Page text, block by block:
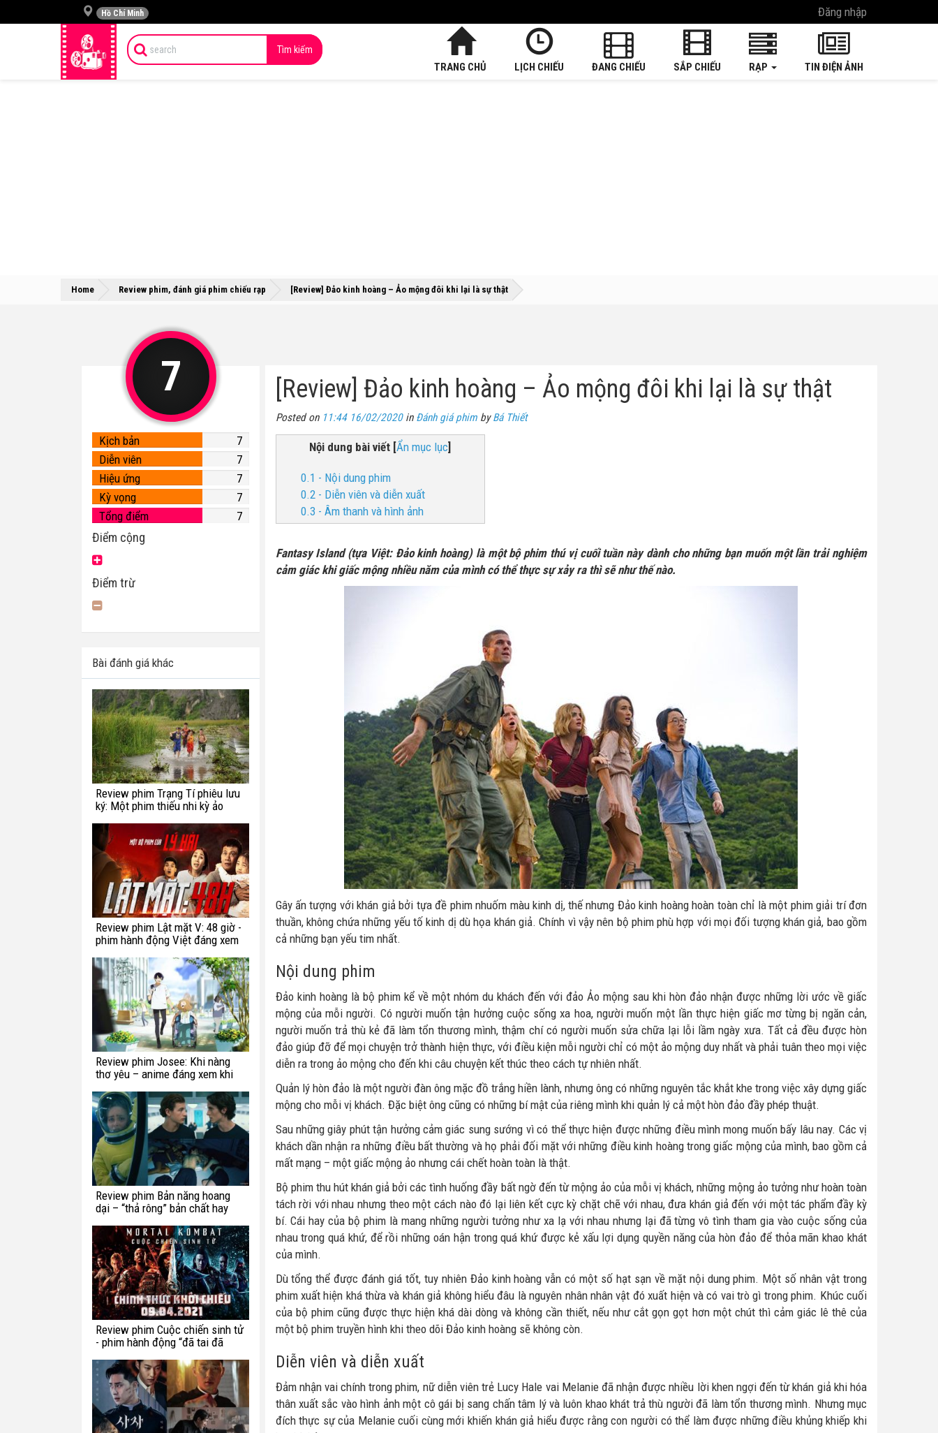
Hồ Chí Minh Đăng nhập
Tìm kiếm
TRANG CHỦ LỊCH CHIẾU ĐANG CHIẾU SẮP CHIẾU RẠP TIN ĐIỆN ẢNH
Home »
Review phim, đánh giá phim chiếu rạp »
[Review] Đảo kinh hoàng – Ảo mộng đôi khi lại là sự thật
7
Kịch bản
7
Diễn viên
7
Hiệu ứng
7
Kỳ vọng
7
Tổng điểm
7
Điểm cộng
Điểm trừ
Bài đánh giá khác
Review phim Trạng Tí phiêu lưu
ký: Một phim thiếu nhi kỳ ảo
Review phim Lật mặt V: 48 giờ -
phim hành động Việt đáng xem
Review phim Josee: Khi nàng
thơ yêu – anime đáng xem khi
Review phim Bản năng hoang
dại – “thả rông” bản chất hay
Review phim Cuộc chiến sinh tử
- phim hành động “đã tai đã
[Review] Đảo kinh hoàng – Ảo mộng đôi khi lại là sự thật
Posted on 11:44 16/02/2020in Đánh giá phimbyBá Thiết
Nội dung bài viết [Ẩn mục lục]
0.1 - Nội dung phim
0.2 - Diễn viên và diễn xuất
0.3 - Âm thanh và hình ảnh
Fantasy Island (tựa Việt: Đảo kinh hoàng) là một bộ phim thú vị cuối tuần này dành cho những bạn muốn một lần trải nghiệm
cảm giác khi giấc mộng nhiều năm của mình có thể thực sự xảy ra thì sẽ như thế nào.
Gây ấn tượng với khán giả bởi tựa đề phim nhuốm màu kinh dị, thế nhưng Đảo kinh hoàng hoàn toàn chỉ là một phim giải trí đơn
thuần, không chứa những yếu tố kinh dị dù họa khán giả. Chính vì vậy nên bộ phim phù hợp với mọi đối tượng khán giả, bao gồm
cả những bạn yếu tim nhất.
Nội dung phim
Đảo kinh hoàng là bộ phim kể về một nhóm du khách đến với đảo Ảo mộng sau khi hòn đảo nhận được những lời ước về giấc
mộng của mỗi người. Có người muốn tận hưởng cuộc sống xa hoa, người muốn một lần thực hiện giấc mơ từng bị ngăn cản,
người muốn trả thù kẻ đã làm tổn thương mình, thậm chí có người muốn sửa chữa lại lỗi lầm ngày xưa. Tất cả đều được hòn
đảo giúp đỡ để mọi chuyện trở thành hiện thực, với điều kiện mỗi người chỉ có một ảo mộng duy nhất và phải tuân theo mọi việc
diễn ra trong ảo mộng cho đến khi câu chuyện kết thúc theo cách tự nhiên nhất.
Quản lý hòn đảo là một người đàn ông mặc đồ trắng hiền lành, nhưng ông có những nguyên tắc khắt khe trong việc xây dựng giấc
mộng cho mỗi vị khách. Đặc biệt ông cũng có những bí mật của riêng mình khi quản lý cả một hòn đảo đầy phép thuật.
Sau những giây phút tận hưởng cảm giác sung sướng vì có thể thực hiện được những điều mình mong muốn bấy lâu nay. Các vị
khách dần nhận ra những điều bất thường và họ phải đối mặt với những điều kinh hoàng trong giấc mộng của mình, bao gồm cả
mất mạng – một giấc mộng ảo nhưng cái chết hoàn toàn là thật.
Bộ phim thu hút khán giả bởi các tình huống đầy bất ngờ đến từ mộng ảo của mỗi vị khách, những mộng ảo tưởng như hoàn toàn
tách rời với nhau nhưng theo một cách nào đó lại liên kết cực kỳ chặt chẽ với nhau, đưa khán giả đến với một tác phẩm đầy kỳ
bí. Cái hay của bộ phim là mang những người tưởng như xa lạ với nhau nhưng lại đã từng vô tình tham gia vào cuộc sống của
nhau trong quá khứ, để rồi những oán hận trong quá khứ được kẻ xấu lợi dụng quyền năng của hòn đảo để thỏa mãn khao khát
của mình.
Dù tổng thể được đánh giá tốt, tuy nhiên Đảo kinh hoàng vẫn có một số hạt sạn về mặt nội dung phim. Một số nhân vật trong
phim xuất hiện khá thừa và khán giả không hiểu đâu là nguyên nhân nhân vật đó xuất hiện và có vai trò gì trong phim. Khúc cuối
của bộ phim cũng được thực hiện khá dài dòng và không cần thiết, nếu như cắt gọn gọt hơn một chút thì cảm giác lê thê của
một bộ phim truyền hình khi theo dõi Đảo kinh hoàng sẽ không còn.
Diễn viên và diễn xuất
Đảm nhận vai chính trong phim, nữ diễn viên trẻ Lucy Hale vai Melanie đã nhận được nhiều lời khen ngợi đến từ khán giả khi hóa
thân xuất sắc vào hình ảnh một cô gái bị sang chấn tâm lý và luôn khao khát trả thù người đã làm tổn thương mình. Nhưng mục
đích thực sự của Melanie cuối cùng mới khiến khán giả hiểu được rằng con người có thể làm được những điều khủng khiếp khi